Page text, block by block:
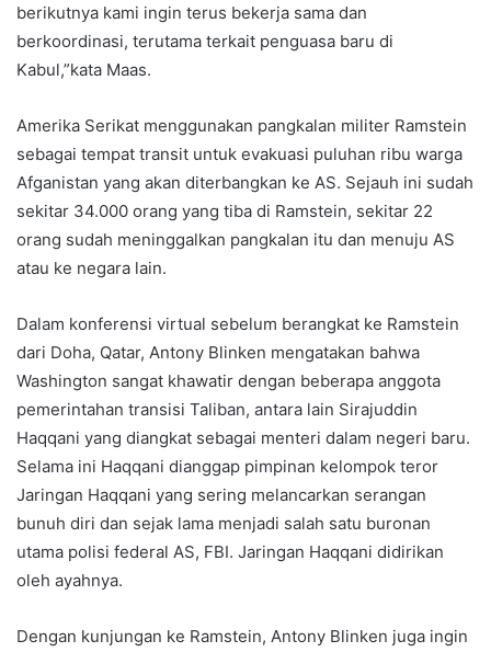
berikutnya kami ingin terus bekerja sama dan
berkoordinasi, terutama terkait penguasa baru di
Kabul,”kata Maas.
Amerika Serikat menggunakan pangkalan militer Ramstein
sebagai tempat transit untuk evakuasi puluhan ribu warga
Afganistan yang akan diterbangkan ke AS. Sejauh ini sudah
sekitar 34.000 orang yang tiba di Ramstein, sekitar 22
orang sudah meninggalkan pangkalan itu dan menuju AS
atau ke negara lain.
Dalam konferensi virtual sebelum berangkat ke Ramstein
dari Doha, Qatar, Antony Blinken mengatakan bahwa
Washington sangat khawatir dengan beberapa anggota
pemerintahan transisi Taliban, antara lain Sirajuddin
Haqqani yang diangkat sebagai menteri dalam negeri baru.
Selama ini Haqqani dianggap pimpinan kelompok teror
Jaringan Haqqani yang sering melancarkan serangan
bunuh diri dan sejak lama menjadi salah satu buronan
utama polisi federal AS, FBI. Jaringan Haqqani didirikan
oleh ayahnya.
Dengan kunjungan ke Ramstein, Antony Blinken juga ingin